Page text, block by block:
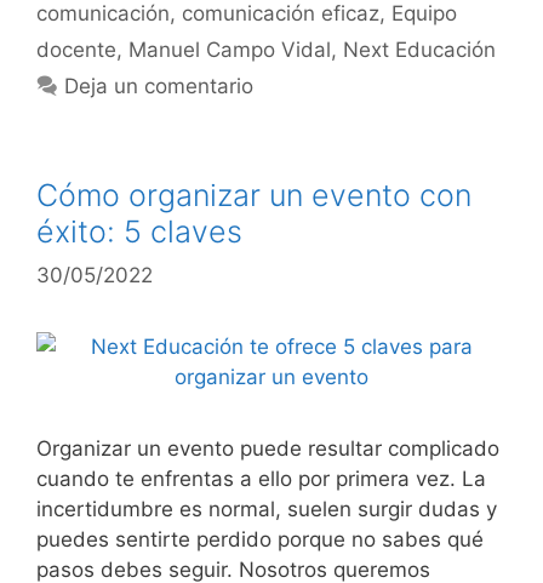
comunicación, comunicación eficaz, Equipo
docente, Manuel Campo Vidal, Next Educación
Deja un comentario
Cómo organizar un evento con
éxito: 5 claves
30/05/2022
Organizar un evento puede resultar complicado
cuando te enfrentas a ello por primera vez. La
incertidumbre es normal, suelen surgir dudas y
puedes sentirte perdido porque no sabes qué
pasos debes seguir. Nosotros queremos